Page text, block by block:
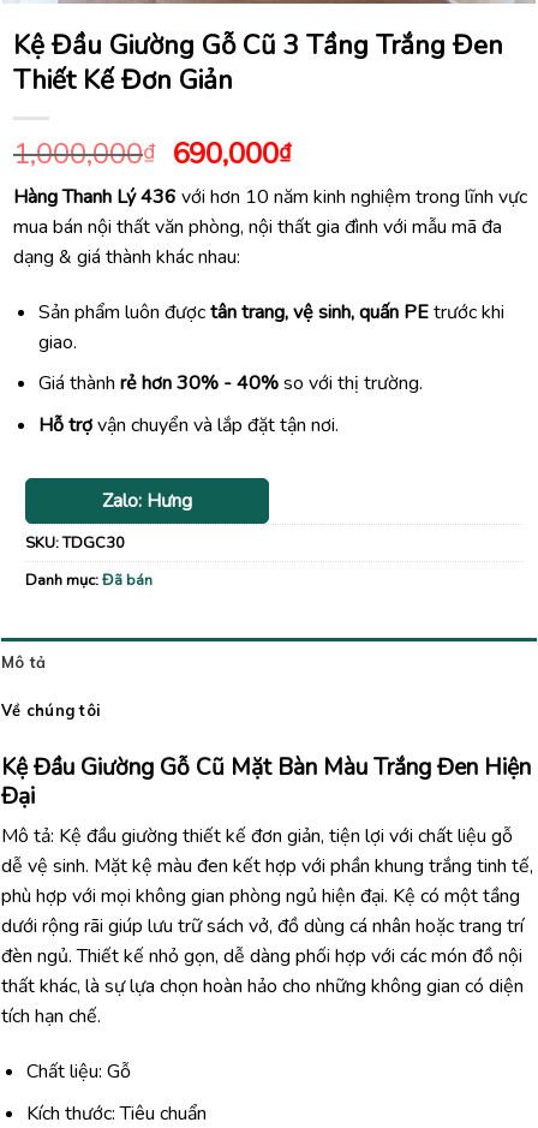
Kệ Đầu Giường Gỗ Cũ 3 Tầng Trắng Đen
Thiết Kế Đơn Giản
1,000,000₫ Giá
gốc
là:
1,000,000₫.
690,000₫Giá
hiện
tại
là:
Hàng Thanh Lý 436 với hơn 10 năm kinh nghiệm trong lĩnh vực
mua bán nội thất văn phòng, nội thất gia đình với mẫu mã đa
dạng & giá thành khác nhau:
Sản phẩm luôn đượctân trang, vệ sinh, quấn PEtrước khi
giao.
Giá thành rẻ hơn 30% - 40%so với thị trường.
Hỗ trợvận chuyển và lắp đặt tận nơi.
Zalo: Hưng
SKU:TDGC30
Danh mục:Đã bán
Mô tả
Về chúng tôi
Kệ Đầu Giường Gỗ Cũ Mặt Bàn Màu Trắng Đen Hiện
Đại
Mô tả: Kệ đầu giường thiết kế đơn giản, tiện lợi với chất liệu gỗ
dễ vệ sinh. Mặt kệ màu đen kết hợp với phần khung trắng tinh tế,
phù hợp với mọi không gian phòng ngủ hiện đại. Kệ có một tầng
dưới rộng rãi giúp lưu trữ sách vở, đồ dùng cá nhân hoặc trang trí
đèn ngủ. Thiết kế nhỏ gọn, dễ dàng phối hợp với các món đồ nội
thất khác, là sự lựa chọn hoàn hảo cho những không gian có diện
tích hạn chế.
Chất liệu: Gỗ
Kích thước: Tiêu chuẩn